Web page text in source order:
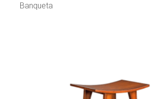
Banqueta